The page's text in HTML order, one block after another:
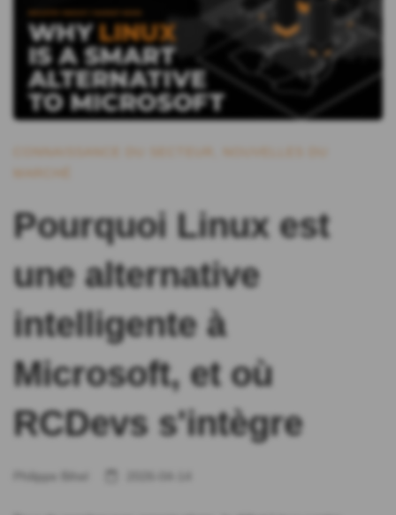
Pourquoi Linux est
une alternative
intelligente à
Microsoft, et où
RCDevs s'intègre